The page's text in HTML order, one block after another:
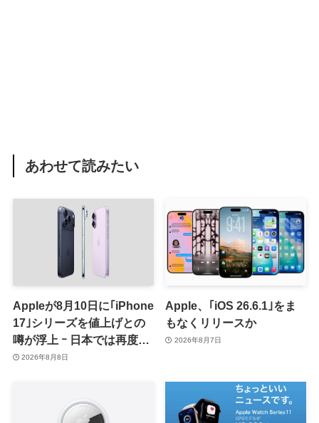
あわせて読みたい
Appleが8月10日に｢iPhone
17｣シリーズを値上げとの
噂が浮上 ｰ 日本では再度値
上げの可能性も?!
2026年8月8日
Apple、｢iOS 26.6.1｣をま
もなくリリースか
2026年8月7日